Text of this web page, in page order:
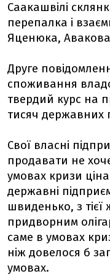
Саакашвілі
перепалка і
Яценюка, Авакова
Друге
споживання
твердий курс на
тисяч державних
Свої власні
продавати не
умовах кризи
державні
швиденько, з
придворним
саме в умовах
ніж довелося б
умовах.